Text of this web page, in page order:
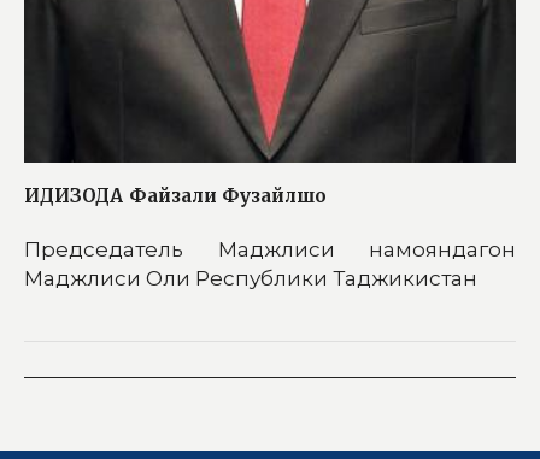
ИДИЗОДА Файзали Фузайлшо
Председатель Маджлиси намояндагон
Маджлиси Оли Республики Таджикистан